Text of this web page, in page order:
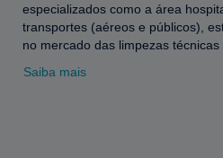
especializados como a área
transportes (aéreos e públicos),
no mercado das limpezas
Saiba mais